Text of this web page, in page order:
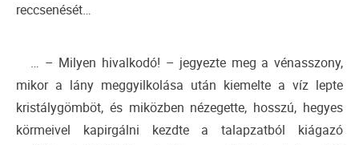
reccsenését…
… – Milyen hivalkodó! – jegyezte meg a vénasszony,
mikor a lány meggyilkolása után kiemelte a víz lepte
kristálygömböt, és miközben nézegette, hosszú, hegyes
körmeivel kapirgálni kezdte a talapzatból kiágazó